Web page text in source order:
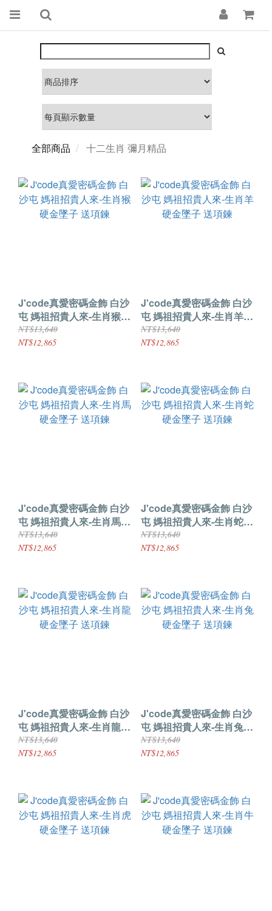
全部商品 十二生肖 彌月精品
J'code真愛密碼金飾 白沙
屯 媽祖招貴人來-生肖猴硬
金墜子 送項鍊
NT$13,640
NT$12,865
J'code真愛密碼金飾 白沙
屯 媽祖招貴人來-生肖羊硬
金墜子 送項鍊
NT$13,640
NT$12,865
J'code真愛密碼金飾 白沙
屯 媽祖招貴人來-生肖馬硬
金墜子 送項鍊
NT$13,640
NT$12,865
J'code真愛密碼金飾 白沙
屯 媽祖招貴人來-生肖蛇硬
金墜子 送項鍊
NT$13,640
NT$12,865
J'code真愛密碼金飾 白沙
屯 媽祖招貴人來-生肖龍硬
金墜子 送項鍊
NT$13,640
NT$12,865
J'code真愛密碼金飾 白沙
屯 媽祖招貴人來-生肖兔硬
金墜子 送項鍊
NT$13,640
NT$12,865